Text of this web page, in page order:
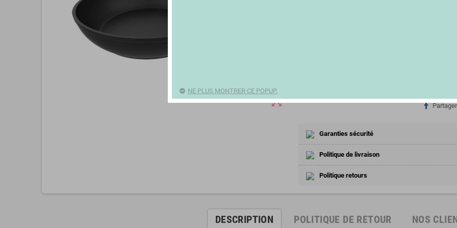
zoom_out_map Partager
Garanties sécurité
Politique de livraison
Politique retours
DESCRIPTION POLITIQUE DE RETOUR NOS
NE PLUS MONTRER CE POPUP.